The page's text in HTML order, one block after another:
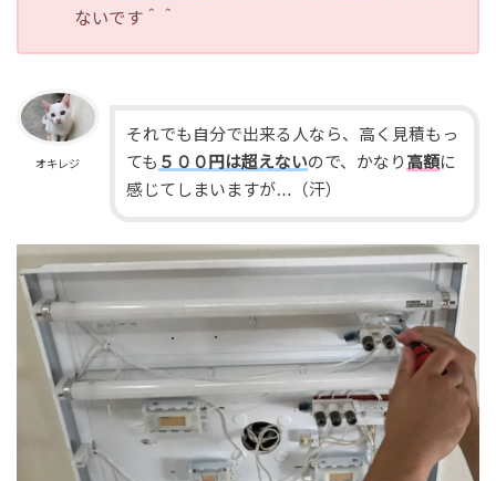
ないです＾＾
オキレジ
それでも自分で出来る人なら、高く見積もっ
ても ５００円は超えないので、かなり 高額に
感じてしまいますが…（汗）